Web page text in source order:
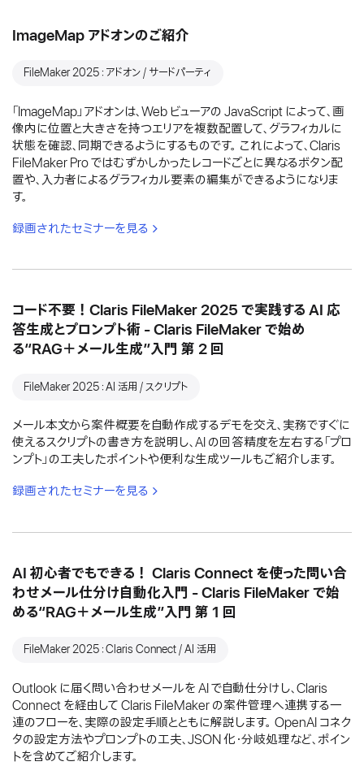
ImageMap アドオンのご紹介
FileMaker 2025：アドオン / サードパーティ
「ImageMap」アドオンは、Web ビューアの JavaScript によって、画
像内に位置と大きさを持つエリアを複数配置して、グラフィカルに
状態を確認、同期できるようにするものです。 これによって、Claris
FileMaker Pro ではむずかしかったレコードごとに異なるボタン配
置や、入力者によるグラフィカル要素の編集ができるようになりま
す。
録画されたセミナーを見る
コード不要！Claris FileMaker 2025 で実践する AI 応
答生成とプロンプト術 - Claris FileMaker で始め
る“RAG＋メール生成”入門 第 2 回
FileMaker 2025：AI 活用 / スクリプト
メール本文から案件概要を自動作成するデモを交え、実務ですぐに
使えるスクリプトの書き方を説明し、AI の回答精度を左右する「プロ
ンプト」の工夫したポイントや便利な生成ツールもご紹介します。
録画されたセミナーを見る
AI 初心者でもできる！ Claris Connect を使った問い合
わせメール仕分け自動化入門 - Claris FileMaker で始
める“RAG＋メール生成”入門 第 1 回
FileMaker 2025：Claris Connect / AI 活用
Outlook に届く問い合わせメールを AI で自動仕分けし、Claris
Connect を経由して Claris FileMaker の案件管理へ連携する一
連のフローを、実際の設定手順とともに解説します。 OpenAI コネク
タの設定方法やプロンプトの工夫、JSON 化・分岐処理など、ポイン
トを含めてご紹介します。